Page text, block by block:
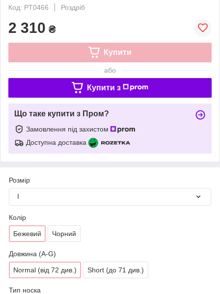
Код: PT0466
Роздріб
2 310 ₴
Купити
або
Купити з
Що таке купити з Пром?
Замовлення під захистом
Доступна доставка
Розмір
I
Колір
Бежевий Чорний
Довжина (A-G)
Normal (від 72 див.) Short (до 71 див.)
Тип носка